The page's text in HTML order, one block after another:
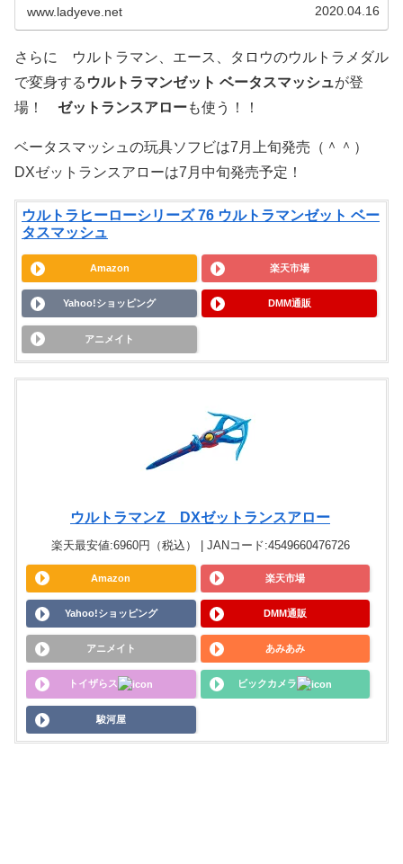
www.ladyeve.net 2020.04.16
さらに ウルトラマン、エース、タロウのウルトラメダル
で変身する ウルトラマンゼット ベータスマッシュが登
場！ ゼットランスアローも使う！！
ベータスマッシュの玩具ソフビは7月上旬発売（＾＾）
DXゼットランスアローは7月中旬発売予定！
ウルトラヒーローシリーズ 76 ウルトラマンゼット ベー
タスマッシュ
Amazon 楽天市場
Yahoo!ショッピング DMM通販
アニメイト
ウルトラマンZ DXゼットランスアロー
楽天最安値:6960円（税込） | JANコード:4549660476726
Amazon 楽天市場
Yahoo!ショッピング DMM通販
アニメイト あみあみ
トイザらス ビックカメラ
駿河屋